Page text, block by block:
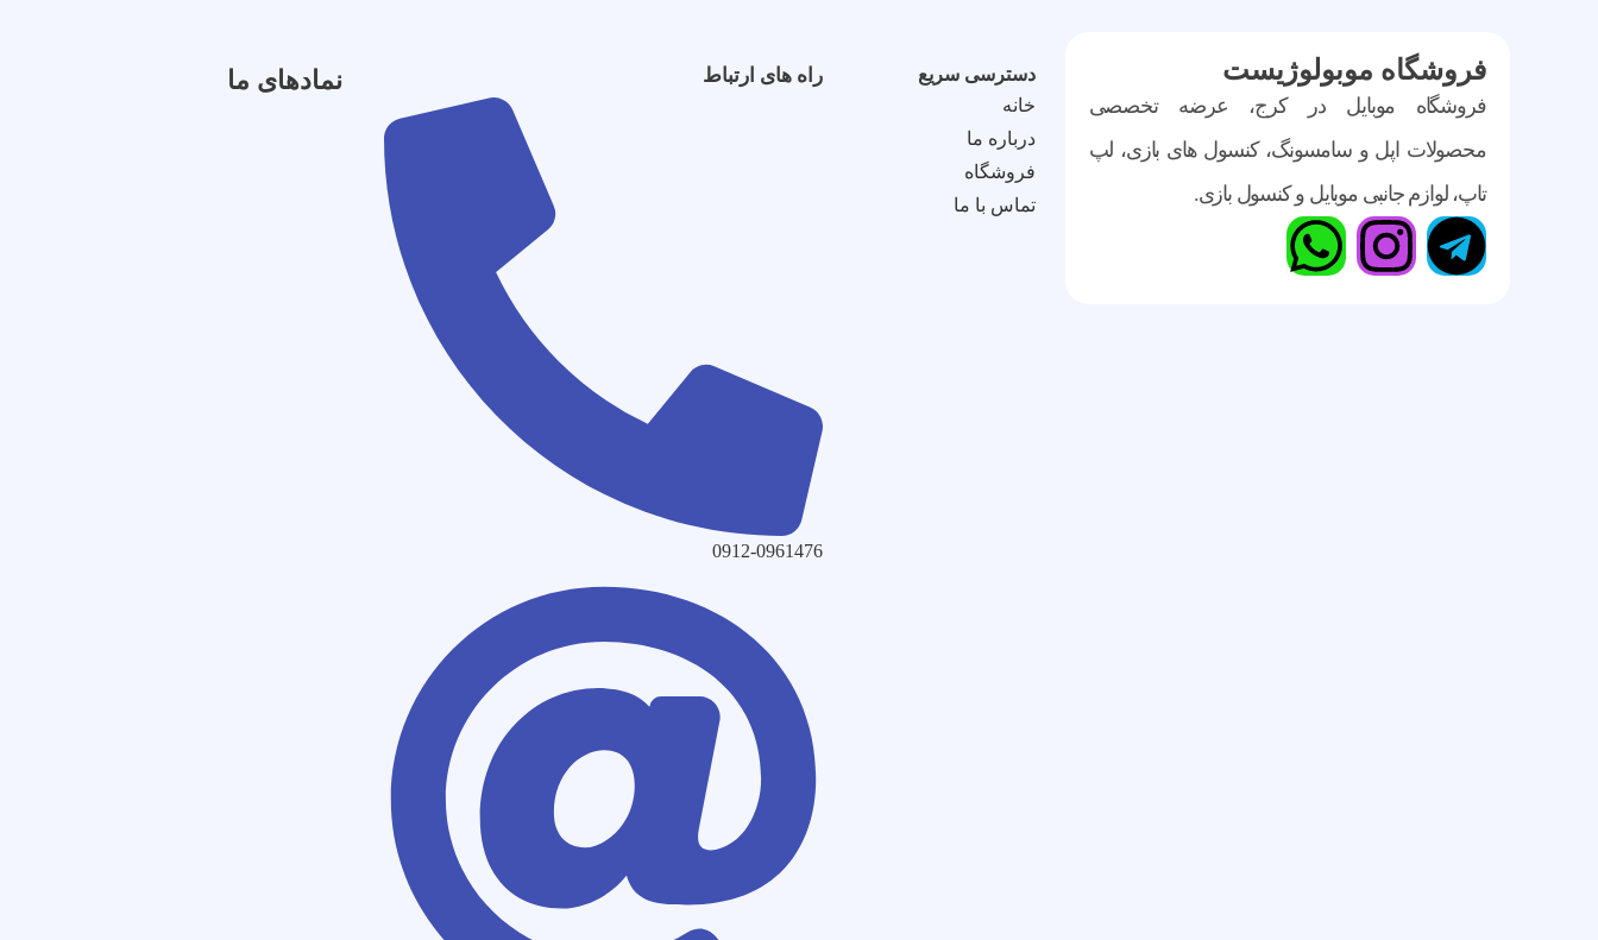
فروشگاه موبولوژیست
فروشگاه موبایل در کرج، عرضه تخصصی
محصولات اپل و سامسونگ، کنسول های بازی، لپ
تاپ، لوازم جانبی موبایل و کنسول بازی.
دسترسی سریع
خانه
درباره ما
فروشگاه
تماس با ما
راه های ارتباط
0912-0961476
نمادهای ما